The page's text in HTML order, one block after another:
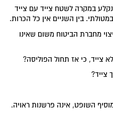
במקרה לשטח צייד עם צייד
בין השניים אין כל הכרות.
מחברת הביטוח משום שאינו
צייד, כי אז תחול הפוליסה?
צייד?
השופט, אינה פרשנות ראויה.